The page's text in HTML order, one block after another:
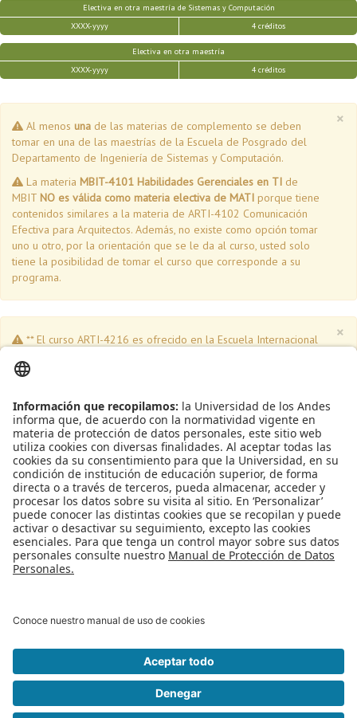
Electiva en otra maestría de Sistemas y Computación
XXXX-yyyy
4 créditos
Electiva en otra maestría
XXXX-yyyy
4 créditos
×
Al menos una de las materias de complemento se deben
tomar en una de las maestrías de la Escuela de Posgrado del
Departamento de Ingeniería de Sistemas y Computación.
La materia MBIT-4101 Habilidades Gerenciales en TI de
MBIT NO es válida como materia electiva de MATI porque tiene
contenidos similares a la materia de ARTI-4102 Comunicación
Efectiva para Arquitectos. Además, no existe como opción tomar
uno u otro, por la orientación que se le da al curso, usted solo
tiene la posibilidad de tomar el curso que corresponde a su
programa.
×
** El curso ARTI-4216 es ofrecido en la Escuela Internacional
Integración :
Proyecto final
ARTI-4301
4 créditos
El curso ARTI-4301 Proyecto Final se debe ver en el último
semestre del programa
Este plan de estudios aplica para los estudiantes que
ingresaron a la Maestría en Arquitectura de Tecnologías de
Información - MATI a partir del segundo semestre del 2015
estudiosAQUÍ